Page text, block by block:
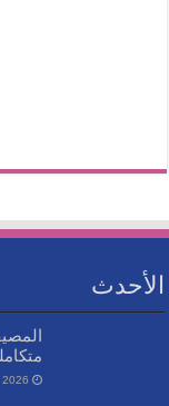
الأحدث
2026 أغسطس 06